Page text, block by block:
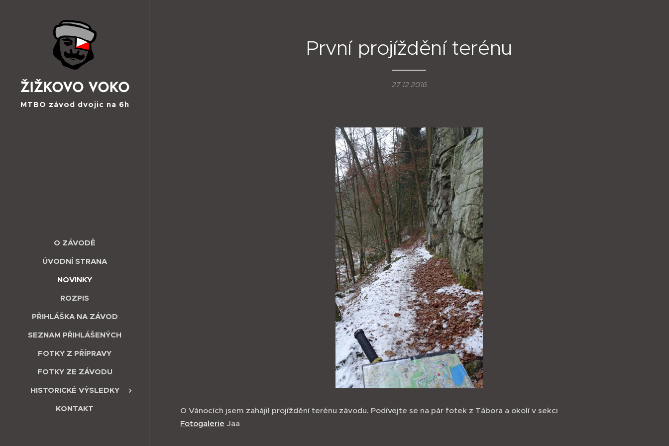
ŽIŽKOVO VOKO
MTBO závod dvojic na 6h
O ZÁVODĚ
ÚVODNÍ STRANA
NOVINKY
ROZPIS
PŘIHLÁŠKA NA ZÁVOD
SEZNAM PŘIHLÁŠENÝCH
FOTKY Z PŘÍPRAVY
FOTKY ZE ZÁVODU
HISTORICKÉ VÝSLEDKY
KONTAKT
První projíždění terénu
27.12.2016
O Vánocích jsem zahájil projíždění terénu závodu. Podívejte se na pár fotek z Tábora a okolí v sekci
Fotogalerie Jaa